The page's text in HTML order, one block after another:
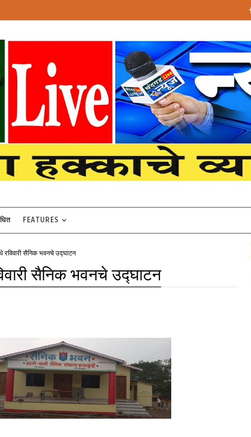
FEATURES
सैनिक भवनचे उद्घाटन
सैनिक भवनचे उद्घाटन